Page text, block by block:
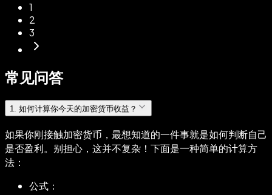
1
2
3
常见问答
1 如何计算你今天的加密货币收益？
如果你刚接触加密货币，最想知道的一件事就是如何判断自己
是否盈利。别担心，这并不复杂！下面是一种简单的计算方
法：
公式：